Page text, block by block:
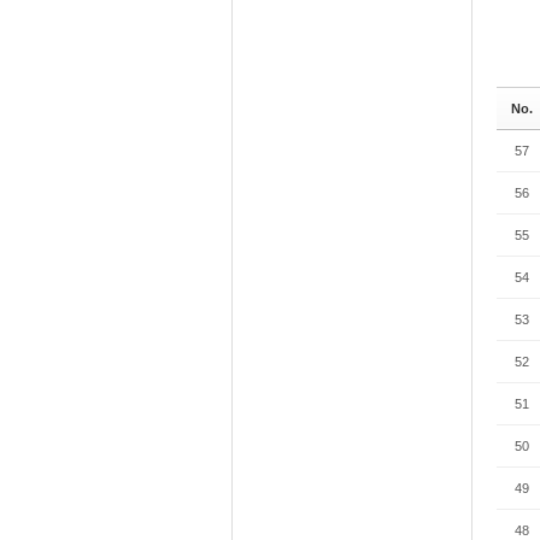
No.
57
56
55
54
53
52
51
50
49
48